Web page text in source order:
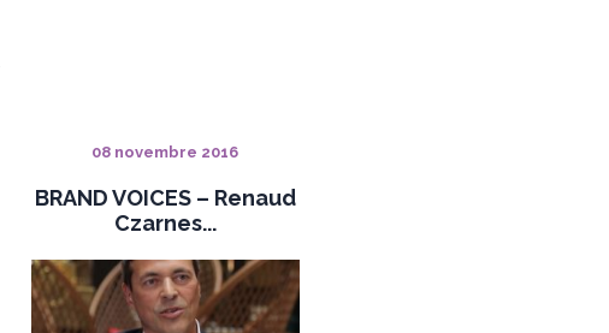
08 novembre 2016
BRAND VOICES – Renaud
Czarnes...